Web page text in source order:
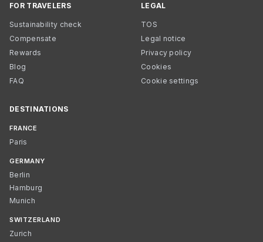
FOR TRAVELERS
Sustainability check
Compensate
Rewards
Blog
FAQ
LEGAL
TOS
Legal notice
Privacy policy
Cookies
Cookie settings
DESTINATIONS
FRANCE
Paris
GERMANY
Berlin
Hamburg
Munich
SWITZERLAND
Zurich